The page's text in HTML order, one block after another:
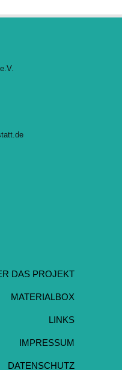
DAS PROJEKT
MATERIALBOX
LINKS
IMPRESSUM
DATENSCHUTZ